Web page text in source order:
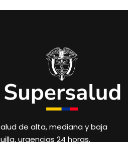
de alta, mediana y baja
urgencias 24 horas,